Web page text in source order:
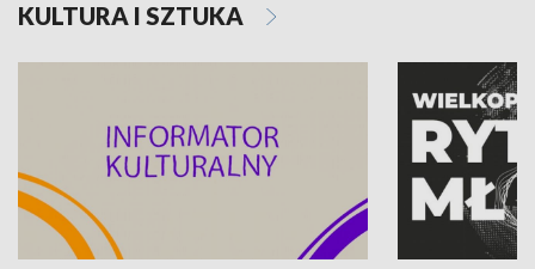
KULTURA I SZTUKA